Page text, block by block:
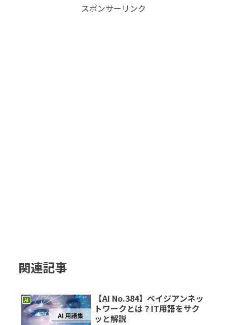
スポンサーリンク
関連記事
AI
【AI No.384】ベイジアンネッ
トワークとは？IT用語をサク
ッと解説